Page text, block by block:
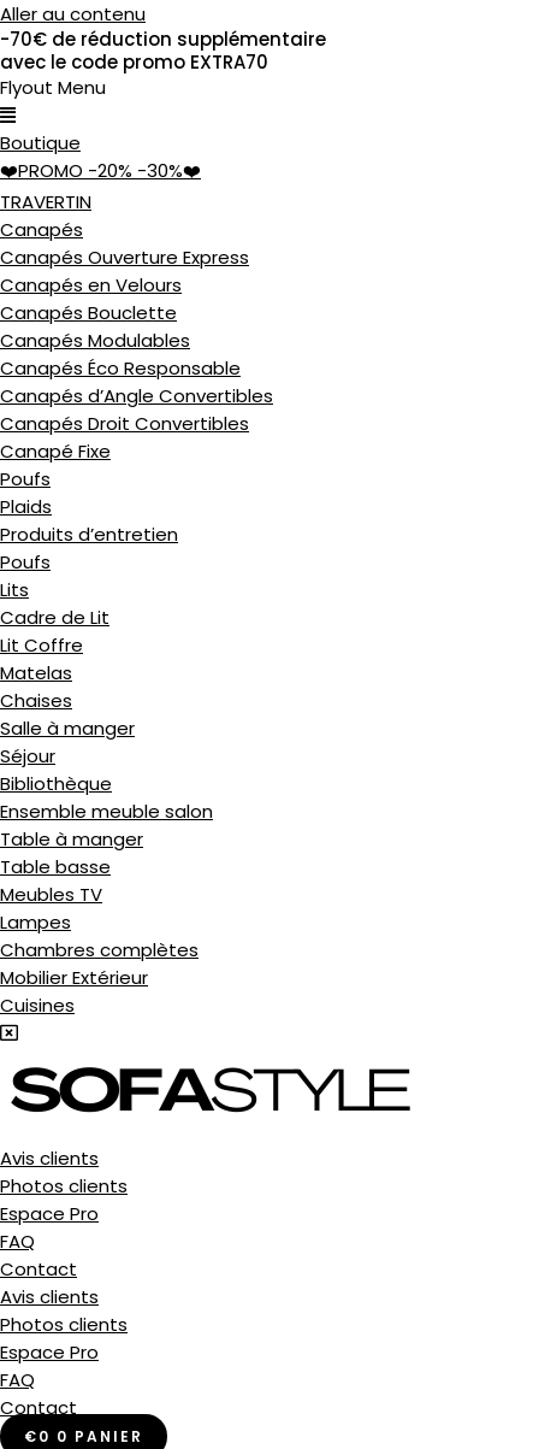
Aller au contenu
-70€ de réduction supplémentaire
avec le code promo EXTRA70
Flyout Menu
Boutique
❤️PROMO -20% -30%❤️
TRAVERTIN
Canapés
Canapés Ouverture Express
Canapés en Velours
Canapés Bouclette
Canapés Modulables
Canapés Éco Responsable
Canapés d’Angle Convertibles
Canapés Droit Convertibles
Canapé Fixe
Poufs
Plaids
Produits d’entretien
Poufs
Lits
Cadre de Lit
Lit Coffre
Matelas
Chaises
Salle à manger
Séjour
Bibliothèque
Ensemble meuble salon
Table à manger
Table basse
Meubles TV
Lampes
Chambres complètes
Mobilier Extérieur
Cuisines
Avis clients
Photos clients
Espace Pro
FAQ
Contact
Avis clients
Photos clients
Espace Pro
FAQ
Contact
€0 0 PANIER